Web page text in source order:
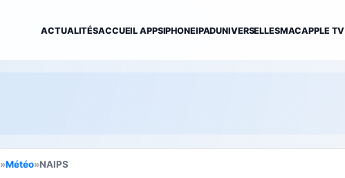
ACTUALITÉSACCUEIL APPSIPHONEIPADUNIVERSELLESMACAPPLE TV
»Météo»NAIPS